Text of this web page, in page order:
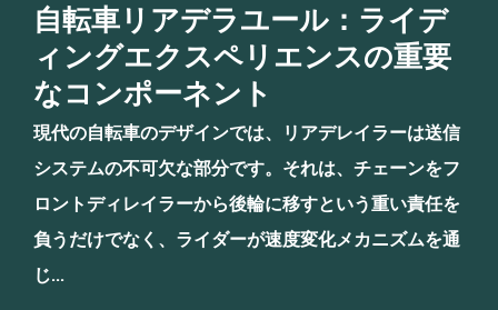
自転車リアデラユール：ライデ
ィングエクスペリエンスの重要
なコンポーネント
現代の自転車のデザインでは、リアデレイラーは送信
システムの不可欠な部分です。それは、チェーンをフ
ロントディレイラーから後輪に移すという重い責任を
負うだけでなく、ライダーが速度変化メカニズムを通
じ...